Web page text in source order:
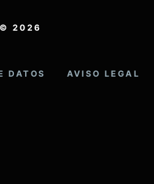
2026
DATOS AVISO LEGAL